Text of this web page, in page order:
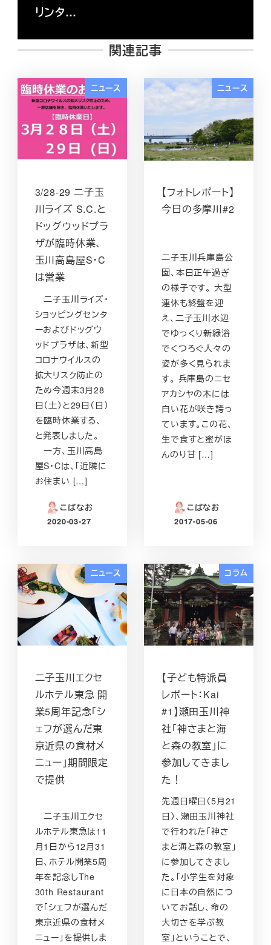
リンタ…
関連記事
ニュース
3/28-29 二子玉
川ライズ S.C.と
ドッグウッドプラ
ザが臨時休業、
玉川高島屋S・C
は営業
二子玉川ライズ・
ショッピングセンタ
ーおよびドッグウ
ッドプラザは、新型
コロナウイルスの
拡大リスク防止の
ため今週末3月28
日（土）と29日（日）
を臨時休業する、
と発表しました。
一方、玉川高島
屋S・Cは、「近隣に
お住まい […]
こばなお
投稿日
2020-03-27
ニュース
【フォトレポート】
今日の多摩川#2
二子玉川兵庫島公
園、本日正午過ぎ
の様子です。 大型
連休も終盤を迎
え、二子玉川水辺
でゆっくり新緑浴
でくつろぐ人々の
姿が多く見られま
す。 兵庫島のニセ
アカシヤの木には
白い花が咲き誇っ
ています。この花、
生で食すと蜜がほ
んのり甘 […]
こばなお
投稿日
2017-05-06
ニュース
二子玉川エクセ
ルホテル東急 開
業5周年記念「シ
ェフが選んだ東
京近県の食材メ
ニュー」期間限定
で提供
二子玉川エクセ
ルホテル東急は11
月1日から12月31
日、ホテル開業5周
年を記念しThe
30th Restaurant
で「シェフが選んだ
東京近県の食材メ
ニュー」を提供しま
コラム
【子ども特派員
レポート：Kai
#1】瀬田玉川神
社「神さまと海
と森の教室」に
参加してきまし
た！
先週日曜日（5月21
日）、瀬田玉川神社
で行われた「神さ
まと海と森の教室」
に参加してきまし
た。「小学生を対象
に日本の自然につ
いてお話し、命の
大切さを学ぶ教
室」ということで、